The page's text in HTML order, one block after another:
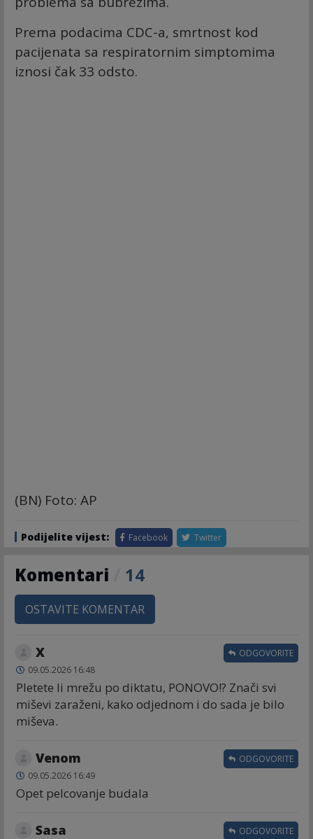
Prema podacima CDC-a, smrtnost kod
pacijenata sa respiratornim simptomima
iznosi čak 33 odsto.
(BN) Foto: AP
Podijelite vijest: Facebook Twitter
Komentari 14
OSTAVITE KOMENTAR
X
09.05.2026 16:48
Pletete li mrežu po diktatu, PONOVO!? Znači svi
miševi zaraženi, kako odjednom i do sada je bilo
miševa.
ODGOVORITE
Venom
09.05.2026 16:49
Opet pelcovanje budala
ODGOVORITE
Sasa ODGOVORITE